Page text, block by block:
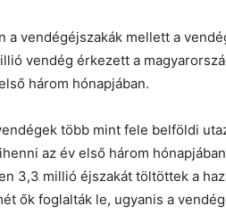
a vendégéjszakák mellett a
vendég érkezett a
három hónapjában.
több mint fele belföldi
az év első három
3,3 millió éjszakát töltöttek a
ők foglalták le, ugyanis a